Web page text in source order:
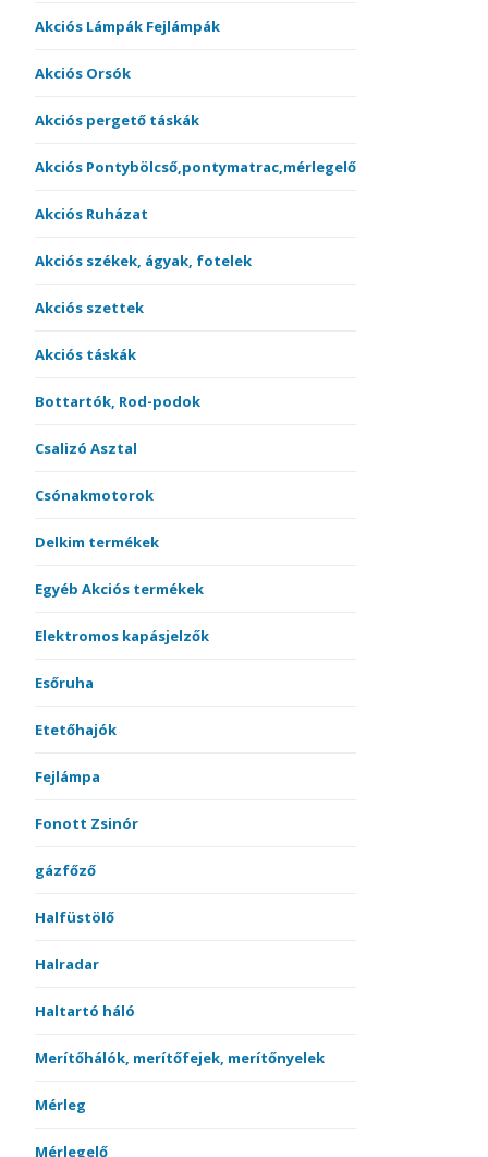
Akciós Lámpák Fejlámpák
Akciós Orsók
Akciós pergető táskák
Akciós Pontybölcső,pontymatrac,mérlegelő
Akciós Ruházat
Akciós székek, ágyak, fotelek
Akciós szettek
Akciós táskák
Bottartók, Rod-podok
Csalizó Asztal
Csónakmotorok
Delkim termékek
Egyéb Akciós termékek
Elektromos kapásjelzők
Esőruha
Etetőhajók
Fejlámpa
Fonott Zsinór
gázfőző
Halfüstölő
Halradar
Haltartó háló
Merítőhálók, merítőfejek, merítőnyelek
Mérleg
Mérlegelő